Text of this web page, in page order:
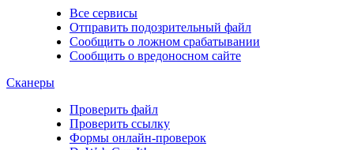
Все сервисы
Отправить подозрительный файл
Сообщить о ложном срабатывании
Сообщить о вредоносном сайте
Сканеры
Проверить файл
Проверить ссылку
Формы онлайн-проверок